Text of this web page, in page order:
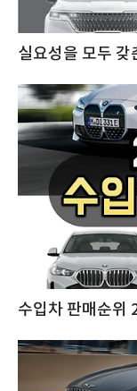
실요성을 모두 갖
수입차 판매순위